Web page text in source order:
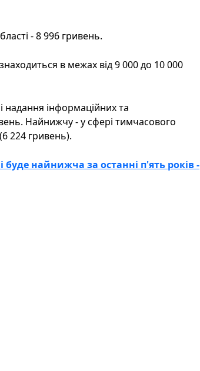
- 8 996 гривень.
в межах від 9 000 до 10 000
інформаційних та
Найнижчу - у сфері тимчасового
224 гривень).
буде найнижча за останні п'ять років -